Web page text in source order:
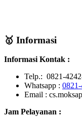
🥇 Informasi
Informasi Kontak :
Telp.: 0821-
Whatsapp :
Email :
Jam Pelayanan :